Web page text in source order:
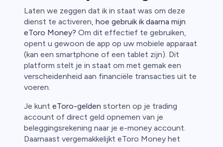
Laten we zeggen dat ik in staat was om deze
dienst te activeren, hoe gebruik ik daarna mijn
eToro Money? Om dit effectief te gebruiken,
opent u gewoon de app op uw mobiele apparaat
(kan een smartphone of een tablet zijn). Dit
platform stelt je in staat om met gemak een
verscheidenheid aan financiële transacties uit te
voeren.
Je kunt eToro-gelden storten op je trading
account of direct geld opnemen van je
beleggingsrekening naar je e-money account.
Daarnaast vergemakkelijkt eToro Money het